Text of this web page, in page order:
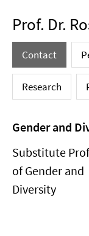
Prof. Dr.
Contact
Research
Gender and
Substitute
of Gender and
Diversity